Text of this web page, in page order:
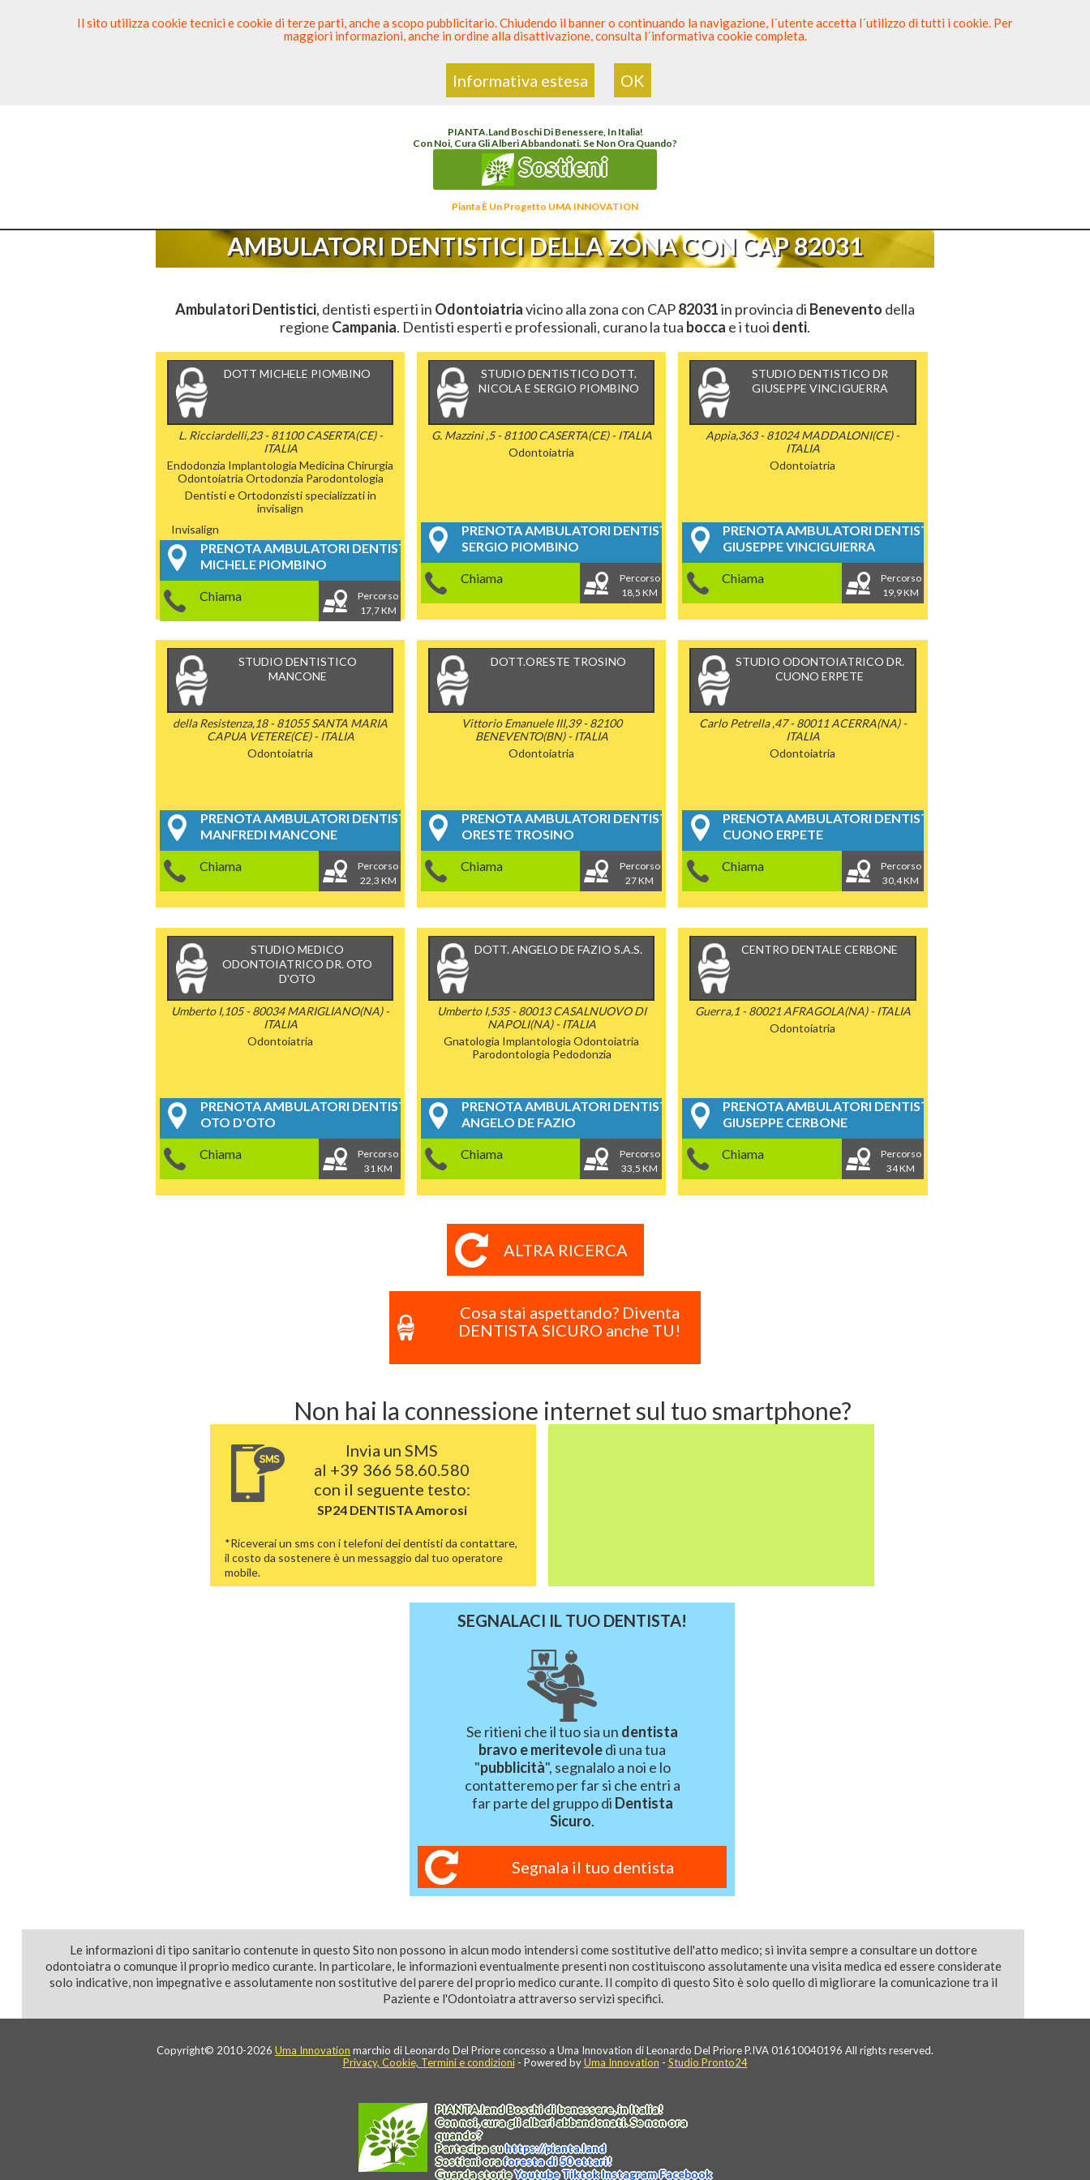
>Odontoiatria>Ambulatori Dentistici >Campania
PIANTA.LandBoschi Di Benessere, In Italia!
Con Noi, Cura Gli Alberi Abbandonati. Se Non Ora Quando?
Sostieni
Pianta È Un Progetto UMA INNOVATION
AMBULATORI DENTISTICI DELLA ZONA CON CAP 82031
Ambulatori Dentistici, dentisti esperti in Odontoiatriavicino alla zona con CAP82031in provincia di Benevento della
regione Campania. Dentisti esperti e professionali, curano la tua bocca e i tuoi denti.
DOTT MICHELE PIOMBINO
L. Ricciardelli,23 - 81100 CASERTA(CE) -
ITALIA
Endodonzia Implantologia Medicina Chirurgia
Odontoiatria Ortodonzia Parodontologia
Dentisti e Ortodonzisti specializzati in
invisalign
Invisalign
PRENOTA AMBULATORI DENTISTICI
MICHELE PIOMBINO
Chiama
Percorso
17,7 KM
STUDIO DENTISTICO DOTT.
NICOLA E SERGIO PIOMBINO
G. Mazzini ,5 - 81100 CASERTA(CE) - ITALIA
Odontoiatria
PRENOTA AMBULATORI DENTISTICI
SERGIO PIOMBINO
Chiama
Percorso
18,5 KM
STUDIO DENTISTICO DR
GIUSEPPE VINCIGUERRA
Appia,363 - 81024 MADDALONI(CE) -
ITALIA
Odontoiatria
PRENOTA AMBULATORI DENTISTICI
GIUSEPPE VINCIGUIERRA
Chiama
Percorso
19,9 KM
STUDIO DENTISTICO
MANCONE
della Resistenza,18 - 81055 SANTA MARIA
CAPUA VETERE(CE) - ITALIA
Odontoiatria
PRENOTA AMBULATORI DENTISTICI
MANFREDI MANCONE
Chiama
Percorso
22,3 KM
DOTT.ORESTE TROSINO
Vittorio Emanuele III,39 - 82100
BENEVENTO(BN) - ITALIA
Odontoiatria
PRENOTA AMBULATORI DENTISTICI
ORESTE TROSINO
Chiama
Percorso
27 KM
STUDIO ODONTOIATRICO DR.
CUONO ERPETE
Carlo Petrella ,47 - 80011 ACERRA(NA) -
ITALIA
Odontoiatria
PRENOTA AMBULATORI DENTISTICI
CUONO ERPETE
Chiama
Percorso
30,4 KM
STUDIO MEDICO
ODONTOIATRICO DR. OTO
D'OTO
Umberto I,105 - 80034 MARIGLIANO(NA) -
ITALIA
Odontoiatria
PRENOTA AMBULATORI DENTISTICI
OTO D'OTO
Chiama
Percorso
31 KM
DOTT. ANGELO DE FAZIO S.A.S.
Umberto I,535 - 80013 CASALNUOVO DI
NAPOLI(NA) - ITALIA
Gnatologia Implantologia Odontoiatria
Parodontologia Pedodonzia
PRENOTA AMBULATORI DENTISTICI
ANGELO DE FAZIO
Chiama
Percorso
33,5 KM
CENTRO DENTALE CERBONE
Guerra,1 - 80021 AFRAGOLA(NA) - ITALIA
Odontoiatria
PRENOTA AMBULATORI DENTISTICI
GIUSEPPE CERBONE
Chiama
Percorso
34 KM
ALTRA RICERCA
Cosa stai aspettando? Diventa
DENTISTA SICURO anche TU!
Non hai la connessione internet sul tuo smartphone?
Invia un SMS
al +39 366 58.60.580
con il seguente testo:
SP24 DENTISTAAmorosi
*Riceverai un sms con i telefoni dei dentisti da contattare,
il costo da sostenere è un messaggio dal tuo operatore
mobile.
SEGNALACI IL TUO DENTISTA!
Se ritieni che il tuo sia un dentista
bravo e meritevoledi una tua
"pubblicità", segnalalo a noi e lo
contatteremo per far si che entri a
far parte del gruppo di Dentista
Sicuro.
Segnala il tuo dentista
Le informazioni di tipo sanitario contenute in questo Sito non possono in alcun modo intendersi come sostitutive dell'atto medico; si invita sempre a consultare un dottore
odontoiatra o comunque il proprio medico curante. In particolare, le informazioni eventualmente presenti non costituiscono assolutamente una visita medica ed essere considerate
solo indicative, non impegnative e assolutamente non sostitutive del parere del proprio medico curante. Il compito di questo Sito è solo quello di migliorare la comunicazione tra il
Paziente e l'Odontoiatra attraverso servizi specifici.
Copyright© 2010-2026 Uma Innovation marchio di Leonardo Del Priore concesso a Uma Innovation di Leonardo Del Priore P.IVA 01610040196 All rights reserved.
Privacy, Cookie, Termini e condizioni- Powered byUma Innovation - Studio Pronto24
PIANTA.landBoschi di benessere, in Italia!
Con noi, cura gli alberi abbandonati. Se non ora
quando?
Partecipa suhttps://pianta.land
Sostieni oraforesta di 50 ettari!
Guarda storieYoutubeTiktokInstagramFacebook
Il sito utilizza cookie tecnici e cookie di terze parti, anche a scopo pubblicitario. Chiudendo il banner o continuando la navigazione, l´utente accetta l´utilizzo di tutti i cookie. Per
maggiori informazioni, anche in ordine alla disattivazione, consulta l´informativa cookie completa.
Informativa estesa OK